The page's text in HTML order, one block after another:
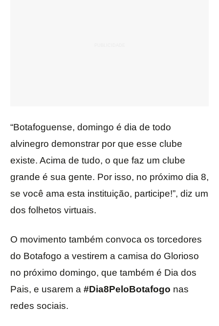
“Botafoguense, domingo é dia de todo
alvinegro demonstrar por que esse clube
existe. Acima de tudo, o que faz um clube
grande é sua gente. Por isso, no próximo dia 8,
se você ama esta instituição, participe!”, diz um
dos folhetos virtuais.
O movimento também convoca os torcedores
do Botafogo a vestirem a camisa do Glorioso
no próximo domingo, que também é Dia dos
Pais, e usarem a #Dia8PeloBotafogo nas
redes sociais.